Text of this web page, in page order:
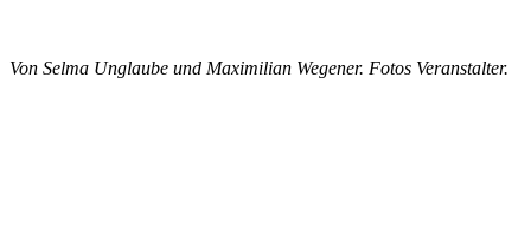
Von Selma Unglaube und Maximilian Wegener. Fotos Veranstalter.